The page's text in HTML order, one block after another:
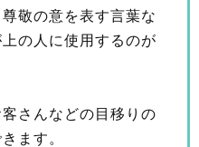
敬の意を表す言葉な
の人に使用するのが
さんなどの目移りの
ます。